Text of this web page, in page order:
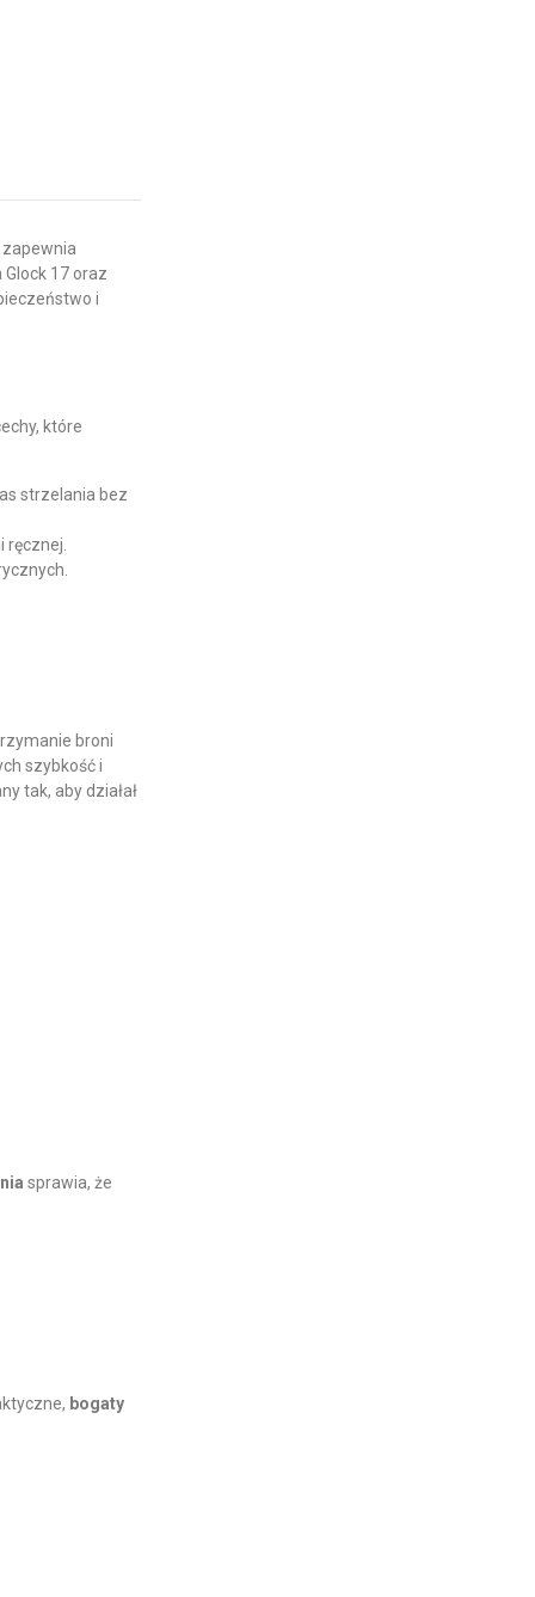
zapewnia
17 oraz
i
które
strzelania bez
broni
szybkość i
tak, aby działał
sprawia, że
bogaty